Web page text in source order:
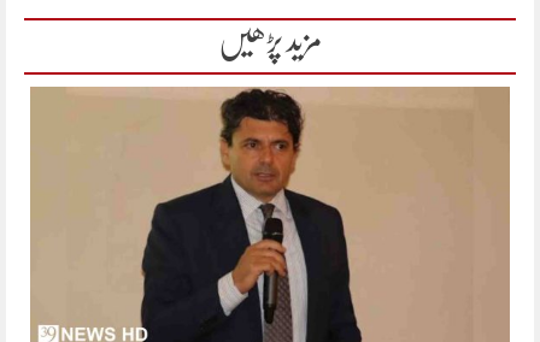
مزید پڑھیں